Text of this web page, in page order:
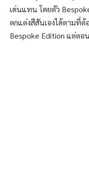
เด่นแทน โดยตัว
ตกแต่งสีสันเองได้ตามที่ต้
Bespoke Edition แต่ตอ